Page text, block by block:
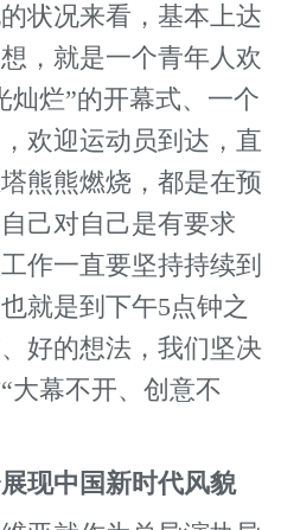
状况来看，基本上达
，就是一个青年人欢
灿烂”的开幕式、一个
欢迎运动员到达，直
熊熊燃烧，都是在预
己对自己是有要求
作一直要坚持持续到
就是到下午5点钟之
好的想法，我们坚决
大幕不开、创意不
现中国新时代风貌